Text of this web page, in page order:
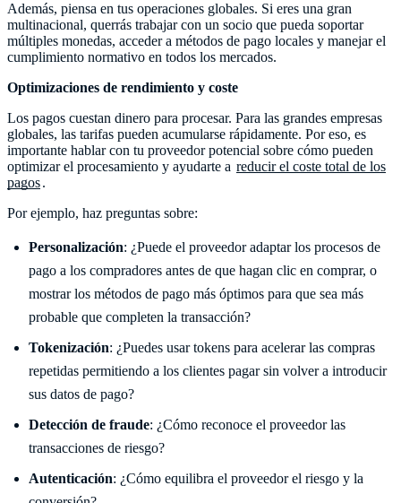
Además, piensa en tus operaciones globales. Si eres una gran
multinacional, querrás trabajar con un socio que pueda soportar
múltiples monedas, acceder a métodos de pago locales y manejar el
cumplimiento normativo en todos los mercados.
Optimizaciones de rendimiento y coste
Los pagos cuestan dinero para procesar. Para las grandes empresas
globales, las tarifas pueden acumularse rápidamente. Por eso, es
importante hablar con tu proveedor potencial sobre cómo pueden
optimizar el procesamiento y ayudarte a reducir el coste total de los
pagos.
Por ejemplo, haz preguntas sobre:
Personalización: ¿Puede el proveedor adaptar los procesos de
pago a los compradores antes de que hagan clic en comprar, o
mostrar los métodos de pago más óptimos para que sea más
probable que completen la transacción?
Tokenización: ¿Puedes usar tokens para acelerar las compras
repetidas permitiendo a los clientes pagar sin volver a introducir
sus datos de pago?
Detección de fraude: ¿Cómo reconoce el proveedor las
transacciones de riesgo?
Autenticación: ¿Cómo equilibra el proveedor el riesgo y la